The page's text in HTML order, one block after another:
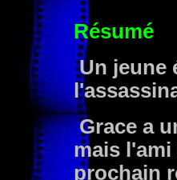
Résumé
Un jeune
Grace a
mais
prochain